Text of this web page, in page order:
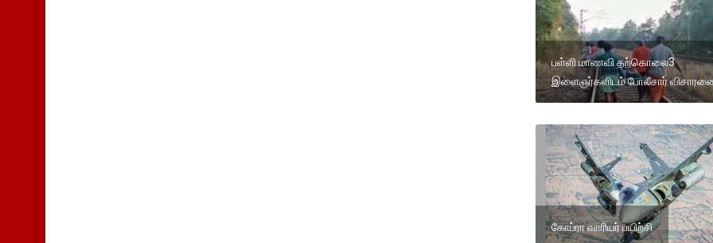
பள்ளி மாணவி தற்கொலை3
இளைஞர்களிடம் போலீசார்
கோப்ரா வாரியர் பயிற்சி